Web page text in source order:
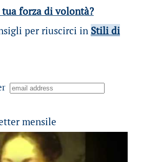
forza di volontà?
per riuscirci in Stili di
mensile